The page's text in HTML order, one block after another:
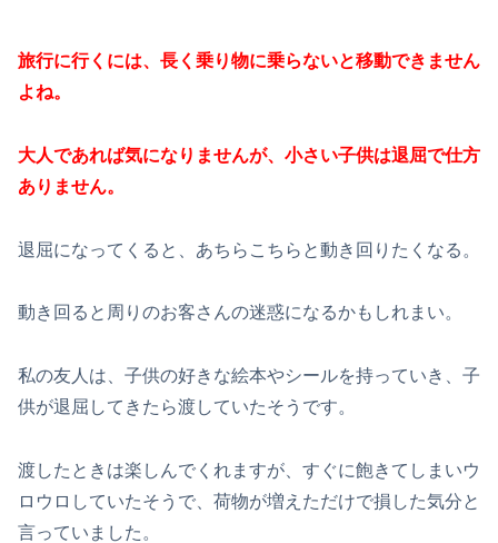
旅行に行くには、長く乗り物に乗らないと移動できません
よね。
大人であれば気になりませんが、小さい子供は退屈で仕方
ありません。
退屈になってくると、あちらこちらと動き回りたくなる。
動き回ると周りのお客さんの迷惑になるかもしれまい。
私の友人は、子供の好きな絵本やシールを持っていき、子
供が退屈してきたら渡していたそうです。
渡したときは楽しんでくれますが、すぐに飽きてしまいウ
ロウロしていたそうで、荷物が増えただけで損した気分と
言っていました。